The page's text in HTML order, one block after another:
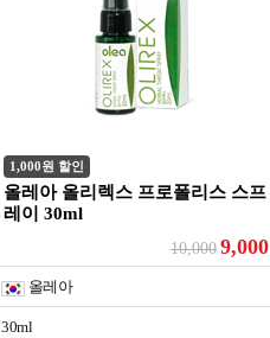
1,000원 할인
올레아 올리렉스 프로폴리스 스프
레이 30ml
10,000 9,000
올레아
30ml